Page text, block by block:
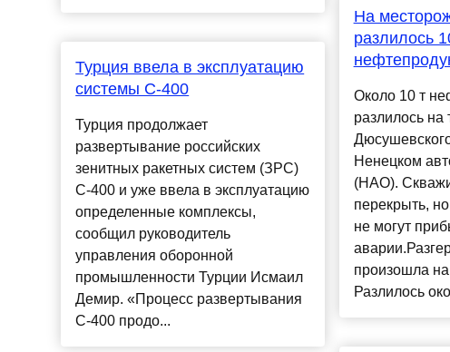
Турция ввела в эксплуатацию
системы С-400
Турция продолжает
развертывание российских
зенитных ракетных систем (ЗРС)
С-400 и уже ввела в эксплуатацию
определенные комплексы,
сообщил руководитель
управления оборонной
промышленности Турции Исмаил
Демир. «Процесс развертывания
С-400 продо...
На
разлилось
Около 10 т
разлилось на
Ненецком
(НАО).
перекрыть,
не могут
произошла
Разлилось